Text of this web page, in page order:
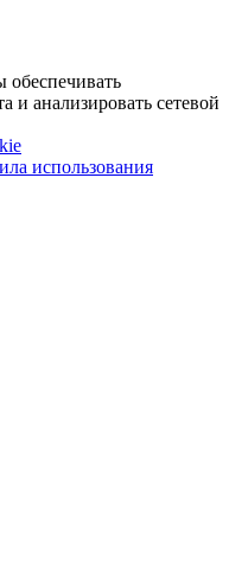
и анализировать сетевой
использования